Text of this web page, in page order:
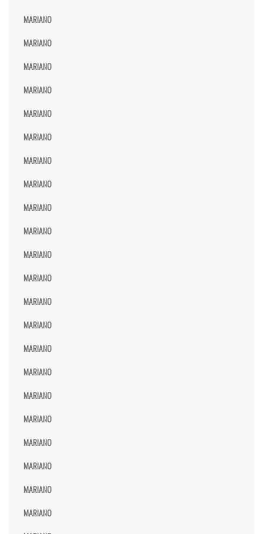
MARIANO
MARIANO
MARIANO
MARIANO
MARIANO
MARIANO
MARIANO
MARIANO
MARIANO
MARIANO
MARIANO
MARIANO
MARIANO
MARIANO
MARIANO
MARIANO
MARIANO
MARIANO
MARIANO
MARIANO
MARIANO
MARIANO